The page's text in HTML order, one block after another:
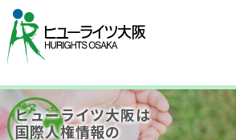
ヒューライツ大阪は
国際人権情報の